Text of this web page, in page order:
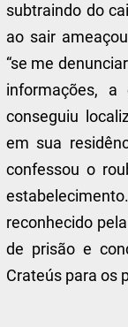
subtraindo do
ao sair
“se me
informações, a
conseguiu
em sua
confessou o
reconhecido
de prisão e
Crateús para os